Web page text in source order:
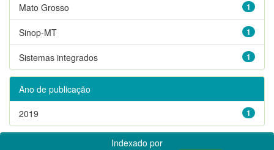
1
Mato Grosso
1
Sinop-MT
1
Sistemas integrados
Ano de publicação
1
2019
Indexado por